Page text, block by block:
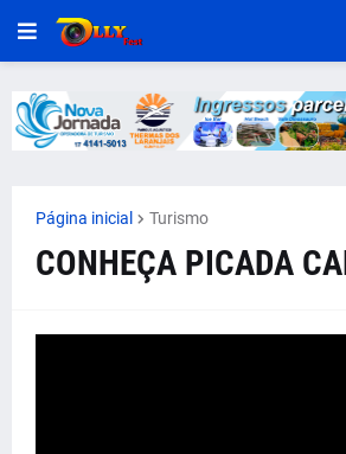
Página inicial Turismo
CONHEÇA PICADA